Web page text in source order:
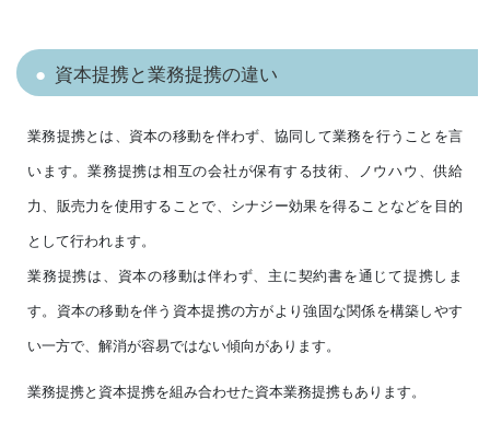
資本提携と業務提携の違い
業務提携とは、資本の移動を伴わず、協同して業務を行うことを言
います。業務提携は相互の会社が保有する技術、ノウハウ、供給
力、販売力を使用することで、シナジー効果を得ることなどを目的
として行われます。
業務提携は、資本の移動は伴わず、主に契約書を通じて提携しま
す。資本の移動を伴う資本提携の方がより強固な関係を構築しやす
い一方で、解消が容易ではない傾向があります。
業務提携と資本提携を組み合わせた資本業務提携もあります。